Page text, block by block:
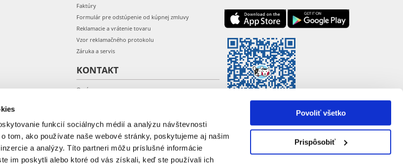
funkcií sociálnych médií a analýzu návštevnosti
tom, ako používate naše webové stránky, poskytujeme aj našim
a analýzy. Títo partneri môžu príslušné informácie
im poskytli alebo ktoré od vás získali, keď ste používali ich
Povoliť všetko
Prispôsobiť
Faktúry
Formulár pre odstúpenie od kúpnej zmluvy
Reklamacie a vrátenie tovaru
Vzor reklamačného protokolu
Záruka a servis
KONTAKT
O nás